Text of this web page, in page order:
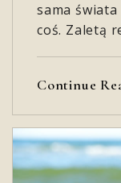
sama
coś. Zaletą
Continue